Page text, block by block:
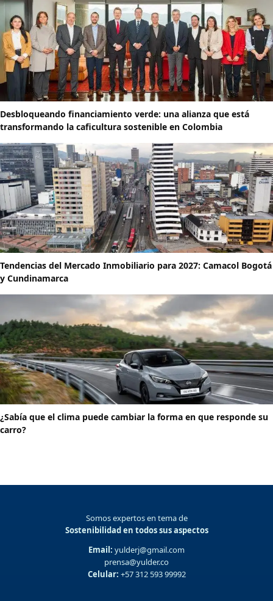
Desbloqueando financiamiento verde: una alianza que está
transformando la caficultura sostenible en Colombia
Tendencias del Mercado Inmobiliario para 2027: Camacol Bogotá
y Cundinamarca
¿Sabía que el clima puede cambiar la forma en que responde su
carro?
Somos expertos en tema de
Sostenibilidad en todos sus aspectos
Email: yulderj@gmail.com
prensa@yulder.co
Celular: +57 312 593 99992